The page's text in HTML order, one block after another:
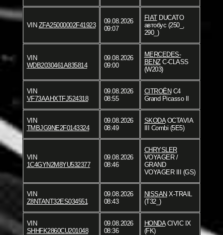
VIN ZFA25000002F41923
09.08.2026
09:07
FIATDUCATO
автобус (250_,
290_)
VIN
WDB2030461A835814
09.08.2026
09:00
MERCEDES-
BENZC-CLASS
(W203)
VIN
VF73AAHXTFJ524318
09.08.2026
08:55
CITROËNC4
Grand Picasso II
VIN
TMBJG9NE2F0143324
09.08.2026
08:49
SKODAOCTAVIA
III Combi (5E5)
VIN
1C4GYN2M8YU532377
09.08.2026
08:46
CHRYSLER
VOYAGER /
GRAND
VOYAGER III (GS)
VIN
Z8NTANT32ES034551
09.08.2026
08:43
NISSANX-TRAIL
(T32_)
VIN
SHHFK2860CU201048
09.08.2026
08:36
HONDACIVIC IX
(FK)